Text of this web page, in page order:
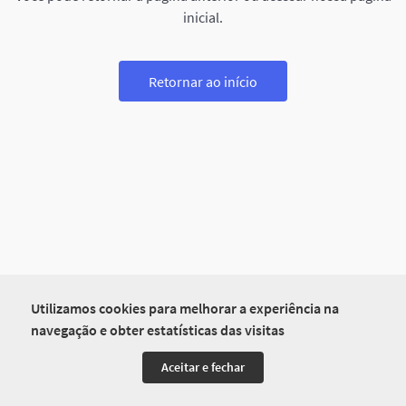
Utilizamos cookies para melhorar a experiência na
navegação e obter estatísticas das visitas
Aceitar e fechar
inicial.
Retornar ao início